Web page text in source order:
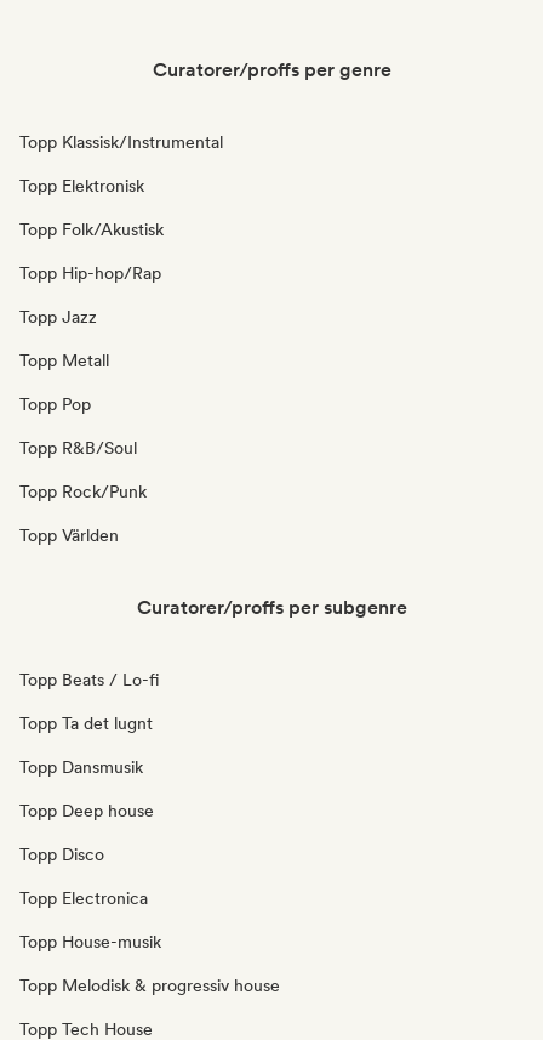
Curatorer/proffs per genre
Topp Klassisk/Instrumental
Topp Elektronisk
Topp Folk/Akustisk
Topp Hip-hop/Rap
Topp Jazz
Topp Metall
Topp Pop
Topp R&B/Soul
Topp Rock/Punk
Topp Världen
Curatorer/proffs per subgenre
Topp Beats / Lo-fi
Topp Ta det lugnt
Topp Dansmusik
Topp Deep house
Topp Disco
Topp Electronica
Topp House-musik
Topp Melodisk & progressiv house
Topp Tech House